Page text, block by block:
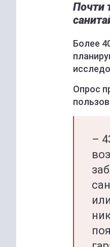
Почти
Более
Опрос
–